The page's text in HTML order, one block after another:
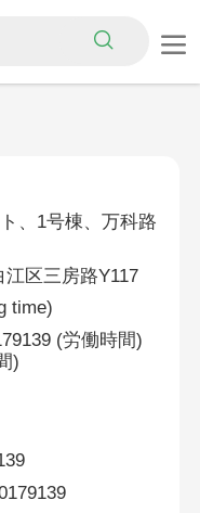
、1号棟、万科路
区三房路Y117
time)
(労働時間)
)